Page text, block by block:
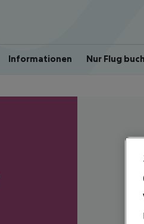
Informationen Nur Flug